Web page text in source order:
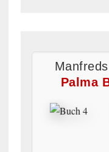
Palma